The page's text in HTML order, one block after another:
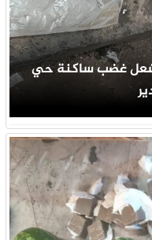
يشعل غضب ساكنة حي